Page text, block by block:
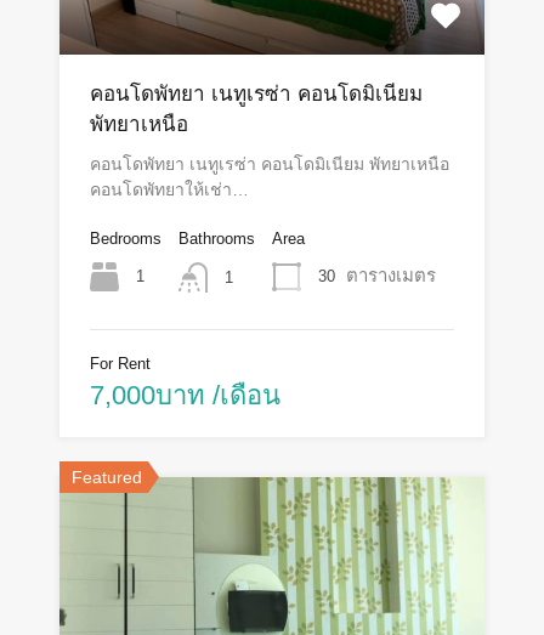
คอนโดพัทยา เนทูเรซ่า คอนโดมิเนียม
พัทยาเหนือ
คอนโดพัทยา เนทูเรซ่า คอนโดมิเนียม พัทยาเหนือ
คอนโดพัทยาให้เช่า…
Bedrooms
1
Bathrooms
1
Area
30 ตารางเมตร
For Rent
7,000บาท /เดือน
Featured